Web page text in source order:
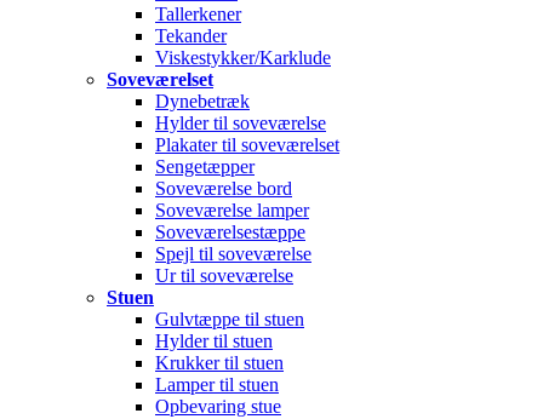
Tallerkener
Tekander
Viskestykker/Karklude
Soveværelset
Dynebetræk
Hylder til soveværelse
Plakater til soveværelset
Sengetæpper
Soveværelse bord
Soveværelse lamper
Soveværelsestæppe
Spejl til soveværelse
Ur til soveværelse
Stuen
Gulvtæppe til stuen
Hylder til stuen
Krukker til stuen
Lamper til stuen
Opbevaring stue